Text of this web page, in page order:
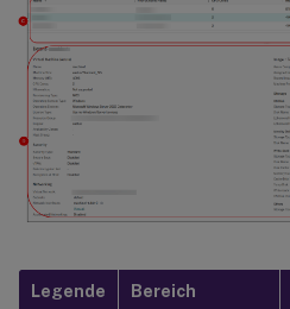
Legende Bereich